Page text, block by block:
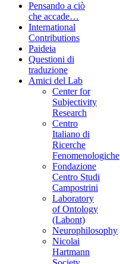
Pensando a ciò
che accade…
International
Contributions
Paideia
Questioni di
traduzione
Amici del Lab
Center for
Subjectivity
Research
Centro
Italiano di
Ricerche
Fenomenologiche
Fondazione
Centro Studi
Campostrini
Laboratory
of Ontology
(Labont)
Neurophilosophy
Nicolai
Hartmann